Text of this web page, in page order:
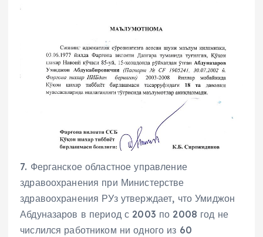
7. Ферганское областное управление
здравоохранения при Министерстве
здравоохранения РУз утверждает, что Умиджон
Абдуназаров в период с 2003 по 2008 год не
числился работником ни одного из 60